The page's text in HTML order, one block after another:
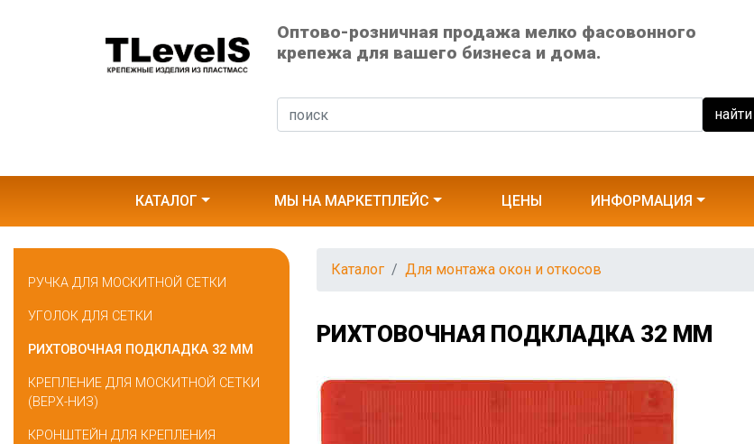
Оптово-розничная продажа мелко фасовонного
крепежа для вашего бизнеса и дома.
найти
КАТАЛОГ МЫ НА МАРКЕТПЛЕЙС ЦЕНЫ ИНФОРМАЦИЯ
РУЧКА ДЛЯ МОСКИТНОЙ СЕТКИ
УГОЛОК ДЛЯ СЕТКИ
РИХТОВОЧНАЯ ПОДКЛАДКА 32 MM
КРЕПЛЕНИЕ ДЛЯ МОСКИТНОЙ СЕТКИ
(ВЕРХ-НИЗ)
КРОНШТЕЙН ДЛЯ КРЕПЛЕНИЯ
Каталог Для монтажа окон и откосов
РИХТОВОЧНАЯ ПОДКЛАДКА 32 MM